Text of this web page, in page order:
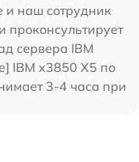
и наш сотрудник
проконсультирует
сервера IBM
IBM x3850 X5 по
3-4 часа при